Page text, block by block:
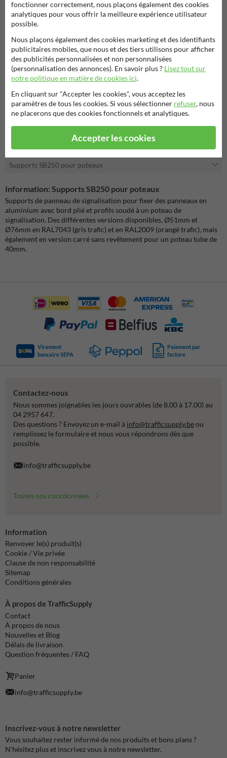
Poteaux RAL7043 (gris trafic)
Supports SB250 pour poteaux
Information: Supports SB250 pour poteaux
Supports de panneau de signalisation pour fixer des panneaux en
aluminium avec bord plié et profils soudé à un poteau de
signalisation. Des différentes versions disponibles, Ø51mm et
Ø76mm en RAL7043 (gris trafic) et en RAL2009 (orangé trafic), mais
également en version carré sans revêtement pour un poteau tube de
40mm.
Virement
bancaire SEPA
Paiement par
facture
Contactez-nous
Nous sommes joignables les jours ouvrables (de 8.00 à 17.00) au
04 2957 647.
Des questions ? Envoyez un e-mail à info@trafficsupply.beou
remplissez le formulaire et nous vous répondrons dès que
possible.
info@trafficsupply.be
Toutes nos coordonnées
Information
Renvoyer le(s) produit(s)
Cookie / Vie privée
Clause de non responsabilité
Sitemap
Conditions générales
À propos de TrafficSupply
Contact
À propos de nous
Nouvelles et Blog
Délais de livraison
Question fréquentes / FAQ
Panier
info@trafficsupply.be
Inscrivez-vous à notre newsletter
Vous souhaitez rester informé de nos produits et bons plans ?
N'hésitez plus et inscrivez vous à notre newsletter.
fonctionner correctement, nous plaçons également des cookies
analytiques pour vous offrir la meilleure expérience utilisateur
possible.
Nous plaçons également des cookies marketing et des identifiants
publicitaires mobiles, que nous et des tiers utilisons pour afficher
des publicités personnalisées et non personnalisées
(personnalisation des annonces). En savoir plus ? Lisez tout sur
notre politique en matière de cookies ici.
En cliquant sur "Accepter les cookies", vous acceptez les
paramètres de tous les cookies. Si vous sélectionner refuser, nous
ne placerons que des cookies fonctionnels et analytiques.
Accepter les cookies